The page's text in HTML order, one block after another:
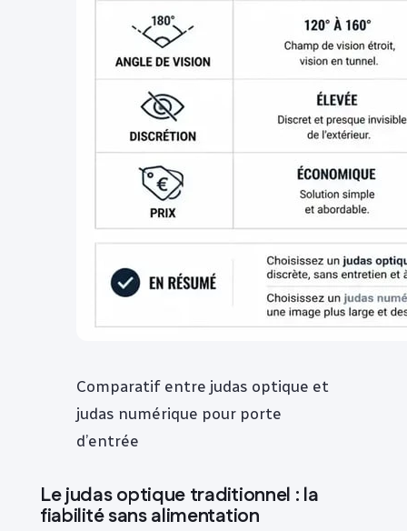
Comparatif entre judas optique et
judas numérique pour porte
d’entrée
Le judas optique traditionnel : la
fiabilité sans alimentation